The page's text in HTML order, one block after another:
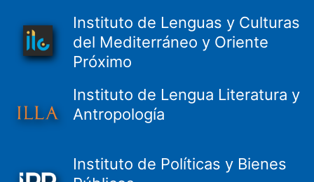
Instituto de Lenguas y Culturas
del Mediterráneo y Oriente
Próximo
Instituto de Lengua Literatura y
Antropología
Instituto de Políticas y Bienes